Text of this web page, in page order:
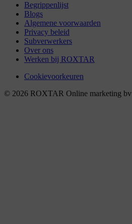
Begrippenlijst
Blogs
Algemene voorwaarden
Privacy beleid
Subverwerkers
Over ons
Werken bij ROXTAR
Cookievoorkeuren
© 2026 ROXTAR Online marketing bv